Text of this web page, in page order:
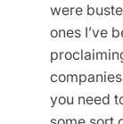
were
ones I’ve
you need